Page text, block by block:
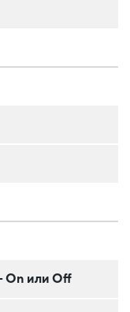
On или Off